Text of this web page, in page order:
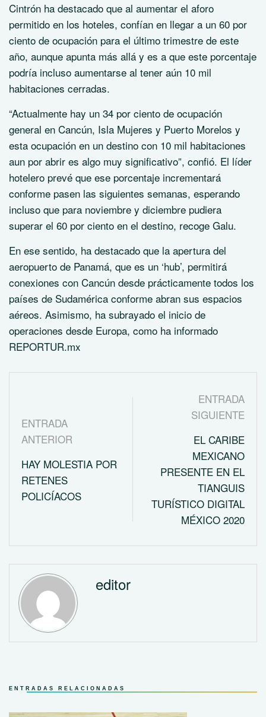
Cintrón ha destacado que al aumentar el aforo
permitido en los hoteles, confían en llegar a un 60 por
ciento de ocupación para el último trimestre de este
año, aunque apunta más allá y es a que este porcentaje
podría incluso aumentarse al tener aún 10 mil
habitaciones cerradas.
“Actualmente hay un 34 por ciento de ocupación
general en Cancún, Isla Mujeres y Puerto Morelos y
esta ocupación en un destino con 10 mil habitaciones
aun por abrir es algo muy significativo”, confió. El líder
hotelero prevé que ese porcentaje incrementará
conforme pasen las siguientes semanas, esperando
incluso que para noviembre y diciembre pudiera
superar el 60 por ciento en el destino, recoge Galu.
En ese sentido, ha destacado que la apertura del
aeropuerto de Panamá, que es un ‘hub’, permitirá
conexiones con Cancún desde prácticamente todos los
países de Sudamérica conforme abran sus espacios
aéreos. Asimismo, ha subrayado el inicio de
operaciones desde Europa, como ha informado
REPORTUR.mx
ENTRADA
ANTERIOR
HAY MOLESTIA POR
RETENES
POLICÍACOS
ENTRADA
SIGUIENTE
EL CARIBE
MEXICANO
PRESENTE EN EL
TIANGUIS
TURÍSTICO DIGITAL
MÉXICO 2020
editor
ENTRADAS RELACIONADAS